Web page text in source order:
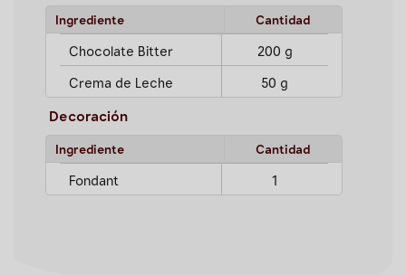
Ingrediente Cantidad
Chocolate Bitter 200 g
Crema de Leche 50 g
Decoración
Ingrediente Cantidad
Fondant 1